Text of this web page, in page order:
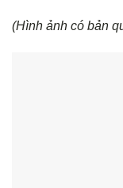
(Hình ảnh có bản